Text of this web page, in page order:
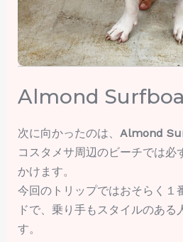
Almond
次に向かったのは、 Almond
コスタメサ周辺のビーチでは必
かけます。
今回のトリップではおそらく１
ドで、乗り手もスタイルのある
す。